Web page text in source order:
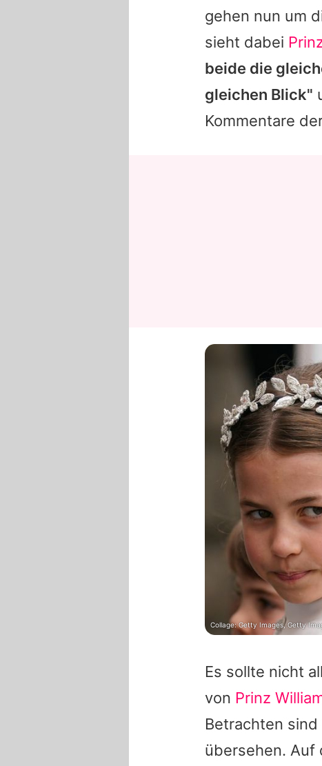
gehen nun um
sieht dabei
beide die
gleichen Blick"
Kommentare
Es sollte nicht
von Prinz
Betrachten
übersehen. Auf
Collage: Getty Images, Getty